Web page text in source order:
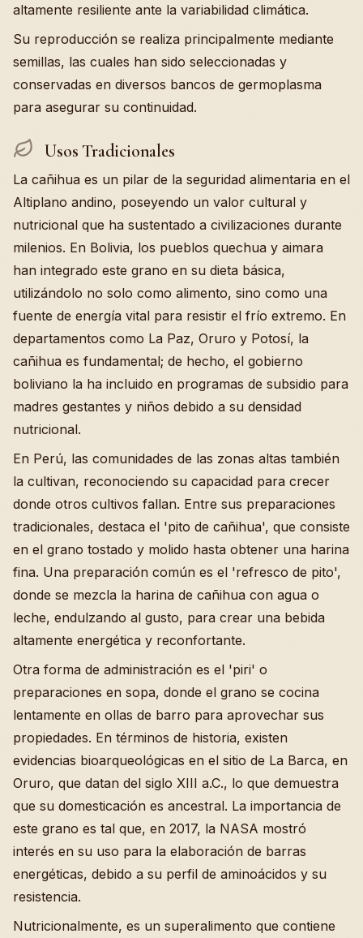
altamente resiliente ante la variabilidad climática.
Su reproducción se realiza principalmente mediante
semillas, las cuales han sido seleccionadas y
conservadas en diversos bancos de germoplasma
para asegurar su continuidad.
Usos Tradicionales
La cañihua es un pilar de la seguridad alimentaria en el
Altiplano andino, poseyendo un valor cultural y
nutricional que ha sustentado a civilizaciones durante
milenios. En Bolivia, los pueblos quechua y aimara
han integrado este grano en su dieta básica,
utilizándolo no solo como alimento, sino como una
fuente de energía vital para resistir el frío extremo. En
departamentos como La Paz, Oruro y Potosí, la
cañihua es fundamental; de hecho, el gobierno
boliviano la ha incluido en programas de subsidio para
madres gestantes y niños debido a su densidad
nutricional.
En Perú, las comunidades de las zonas altas también
la cultivan, reconociendo su capacidad para crecer
donde otros cultivos fallan. Entre sus preparaciones
tradicionales, destaca el 'pito de cañihua', que consiste
en el grano tostado y molido hasta obtener una harina
fina. Una preparación común es el 'refresco de pito',
donde se mezcla la harina de cañihua con agua o
leche, endulzando al gusto, para crear una bebida
altamente energética y reconfortante.
Otra forma de administración es el 'piri' o
preparaciones en sopa, donde el grano se cocina
lentamente en ollas de barro para aprovechar sus
propiedades. En términos de historia, existen
evidencias bioarqueológicas en el sitio de La Barca, en
Oruro, que datan del siglo XIII a.C., lo que demuestra
que su domesticación es ancestral. La importancia de
este grano es tal que, en 2017, la NASA mostró
interés en su uso para la elaboración de barras
energéticas, debido a su perfil de aminoácidos y su
resistencia.
Nutricionalmente, es un superalimento que contiene